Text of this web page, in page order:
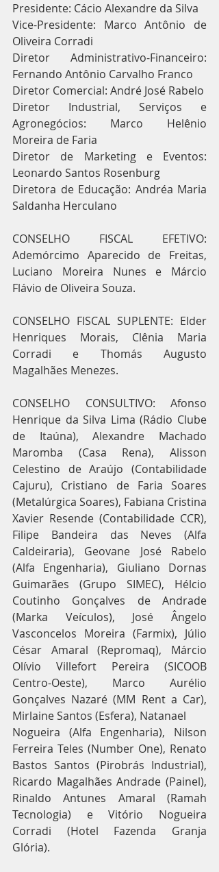
Presidente: Cácio Alexandre da Silva
Vice-Presidente: Marco Antônio de
Oliveira Corradi
Diretor Administrativo-Financeiro:
Fernando Antônio Carvalho Franco
Diretor Comercial: André José Rabelo
Diretor Industrial, Serviços e
Agronegócios: Marco Helênio
Moreira de Faria
Diretor de Marketing e Eventos:
Leonardo Santos Rosenburg
Diretora de Educação: Andréa Maria
Saldanha Herculano
CONSELHO FISCAL EFETIVO:
Ademórcimo Aparecido de Freitas,
Luciano Moreira Nunes e Márcio
Flávio de Oliveira Souza.
CONSELHO FISCAL SUPLENTE: Elder
Henriques Morais, Clênia Maria
Corradi e Thomás Augusto
Magalhães Menezes.
CONSELHO CONSULTIVO: Afonso
Henrique da Silva Lima (Rádio Clube
de Itaúna), Alexandre Machado
Maromba (Casa Rena), Alisson
Celestino de Araújo (Contabilidade
Cajuru), Cristiano de Faria Soares
(Metalúrgica Soares), Fabiana Cristina
Xavier Resende (Contabilidade CCR),
Filipe Bandeira das Neves (Alfa
Caldeiraria), Geovane José Rabelo
(Alfa Engenharia), Giuliano Dornas
Guimarães (Grupo SIMEC), Hélcio
Coutinho Gonçalves de Andrade
(Marka Veículos), José Ângelo
Vasconcelos Moreira (Farmix), Júlio
César Amaral (Repromaq), Márcio
Olívio Villefort Pereira (SICOOB
Centro-Oeste), Marco Aurélio
Gonçalves Nazaré (MM Rent a Car),
Mirlaine Santos (Esfera), Natanael
Nogueira (Alfa Engenharia), Nilson
Ferreira Teles (Number One), Renato
Bastos Santos (Pirobrás Industrial),
Ricardo Magalhães Andrade (Painel),
Rinaldo Antunes Amaral (Ramah
Tecnologia) e Vitório Nogueira
Corradi (Hotel Fazenda Granja
Glória).